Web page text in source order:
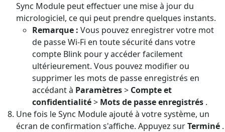
Sync Module peut effectuer une mise à jour du
micrologiciel, ce qui peut prendre quelques instants.
Remarque : Vous pouvez enregistrer votre mot
de passe Wi-Fi en toute sécurité dans votre
compte Blink pour y accéder facilement
ultérieurement. Vous pouvez modifier ou
supprimer les mots de passe enregistrés en
accédant à Paramètres> Compte et
confidentialité> Mots de passe enregistrés .
Une fois le Sync Module ajouté à votre système, un
écran de confirmation s'affiche. Appuyez surTerminé .